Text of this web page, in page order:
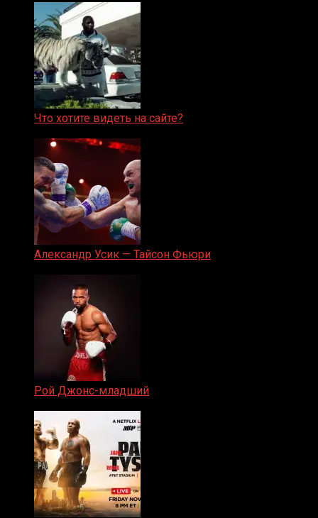
Что хотите видеть на сайте?
Александр Усик — Тайсон Фьюри
Рой Джонс-младший